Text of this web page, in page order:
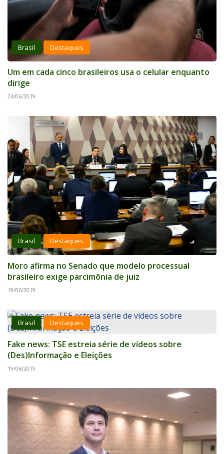
Brasil Destaques
Um em cada cinco brasileiros usa o celular enquanto
dirige
24/06/2019
Brasil Destaques
Moro afirma no Senado que modelo processual
brasileiro exige parcimônia de juiz
19/06/2019
Brasil Destaques
Fake news: TSE estreia série de vídeos sobre
(Des)Informação e Eleições
19/06/2019